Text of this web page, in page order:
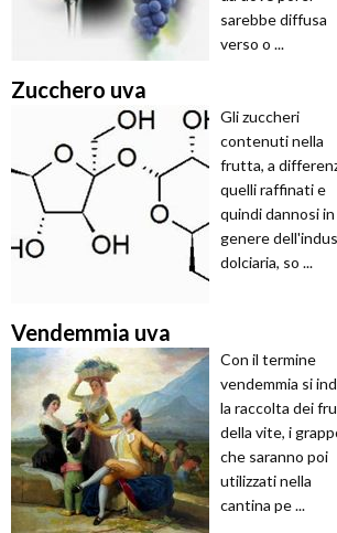
sarebbe diffusa
verso o ...
Zucchero uva
Gli zuccheri
contenuti nella
frutta, a
quelli raffinati e
quindi dannosi in
genere
dolciaria, so ...
Vendemmia uva
Con il termine
vendemmia si
la raccolta dei
della vite, i
che saranno poi
utilizzati nella
cantina pe ...